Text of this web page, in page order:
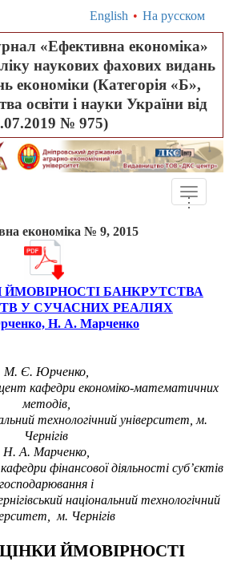
English • На русском
«Ефективна економіка»
наукових фахових видань
економіки (Категорія «Б»,
освіти і науки України від
№ 975)
Toggle
...
економіка № 9, 2015
БАНКРУТСТВА
У СУЧАСНИХ РЕАЛІЯХ
Н. А. Марченко
М. Є. Юрченко,
кафедриекономіко-математичних
методів,
технологічний університет , м.
Чернігів
Н. А. Марченко,
фінансової діяльності суб’єктів
господарювання і
національний технологічний
м. Чернігів
ЙМОВІРНОСТІ